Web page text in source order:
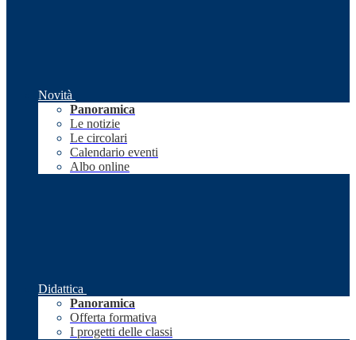
Novità
Panoramica
Le notizie
Le circolari
Calendario eventi
Albo online
Didattica
Panoramica
Offerta formativa
I progetti delle classi